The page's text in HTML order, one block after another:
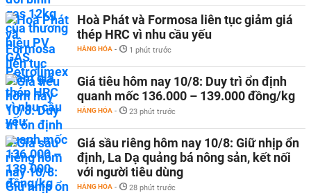
Hoà Phát và Formosa liên tục giảm giá
thép HRC vì nhu cầu yếu
HÀNG HÓA - 1 phút trước
Giá tiêu hôm nay 10/8: Duy trì ổn định
quanh mốc 136.000 – 139.000 đồng/kg
HÀNG HÓA - 23 phút trước
Giá sầu riêng hôm nay 10/8: Giữ nhịp ổn
định, La Dạ quảng bá nông sản, kết nối
với người tiêu dùng
HÀNG HÓA - 28 phút trước